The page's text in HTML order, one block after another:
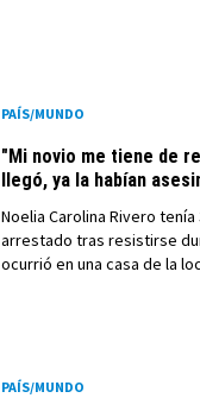
PAÍS/MUNDO
"Mi novio me tiene de
llegó, ya la habían
Noelia Carolina Rivero
arrestado tras resistirse
ocurrió en una casa de la
PAÍS/MUNDO